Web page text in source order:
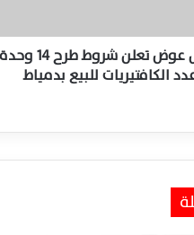
الدكتورة منال عوض تعلن شروط طرح 14 وحدة
الكافتيريات للبيع بدمياط